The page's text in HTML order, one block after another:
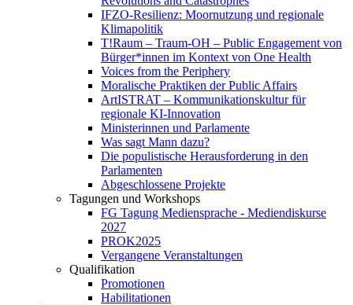
IFZO-Resilienz: Moornutzung und regionale
Klimapolitik
T!Raum – Traum-OH – Public Engagement von
Bürger*innen im Kontext von One Health
Voices from the Periphery
Moralische Praktiken der Public Affairs
ArtISTRAT – Kommunikationskultur für
regionale KI-Innovation
Ministerinnen und Parlamente
Was sagt Mann dazu?
Die populistische Herausforderung in den
Parlamenten
Abgeschlossene Projekte
Tagungen und Workshops
FG Tagung Mediensprache - Mediendiskurse
2027
PROK2025
Vergangene Veranstaltungen
Qualifikation
Promotionen
Habilitationen